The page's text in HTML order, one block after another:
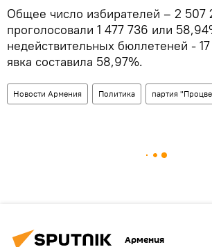
Общее число избирателей – 2 507
проголосовали 1 477 736 или
недействительных бюллетеней -
явка составила 58,97%.
Новости Армения Политика партия
Армения